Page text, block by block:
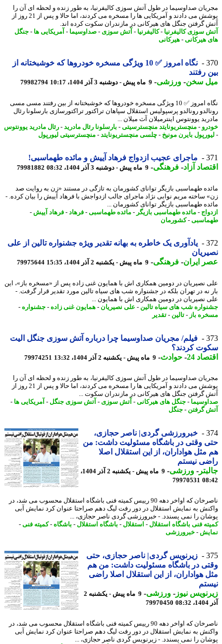
صداوسیما در طول آتش سوزی کالیفرنیا، به طور زنده و لحظه ای آن را
پوشش می دادند و آمریکایی ها را مسخره می کردند، اما حالا و پس از 21 روز از
گرفتن جنگل های هیرکانی در مازندران سکوت کرده اند.
سوزی کالیفرنیا- کالیفرنیا- آتش سوزی- صداوسیما-آمریکایی ها- جنگل
هیرکانی-هیرکانی
نگاه امروز ✅️ 10 ویژگی مسخره خودروها که خوشبختانه از
رفتند
سخن-ورزشی-9 ماه پیش - دوشنبه 3 آذر 1404، 10:17 79982794
نگاه امروز ✅️ 10 ویژگی مسخره خودروها که خوشبختانه از بین رفتند مسی مسی
رونالدو پرسپولیس استقلال سپاهان تراکتور تراکتورسازی بارسلونا رئال
یوونتوس اینترمیلان آث میلان ...
-منچستریونایتد منچسترسیتی-بارسلونا رئال مادرید- رئال مادرید یوونتوس
بایرن مونیخ-چلسی منچستریونایتد-منچسترسیتی لیورپول
ماجرای عجیب ازدواج فرهاد آییش و مائده طهماسبی!
آزاد - فرهنگی-9 ماه پیش - دوشنبه 3 آذر 1404، 08:32 79981882
طهماسبی بازیگر توانای کشورمان به تازگی در مستند «زن به روایت صد
ساخته مریم نوابی نژاد ماجرای جالب ازدواجش با فرهاد آییش را بیان کرده. -
طهماسبی بازیگر توانای کشورمان ...
-مائده طهماسبی بازیگر-مائده طهماسبی-فرهاد-فرهاد آییش -
-کشورمان
یادآوری یک خاطره به بهانه تقدیر ویژه جشنواره تالین از علی
ایران- فرهنگی-9 ماه پیش - یکشنبه 2 آذر 1404، 15:35 79975644
نصیریان در دومین همکاری اش با همایون غنی زاده پس از «مسخره باز»، این
نه در تهران بلکه در جشنواره شب های سیاه تالین مورد تقدیر قرار گرفت. -
نصیریان در دومین همکاری اش با همایون ...
شب های سیاه تالین-علی نصیریان-همایون غنی زاده - جشنواره-
باز - تالین-تقدیر
فیلم/ مجریان صداوسیما چرا درباره آتش سوزی جنگل الیت
کردند؟
24
-حوادث -9 ماه پیش - یکشنبه 2 آذر 1404، 13:32 79974251
صداوسیما در طول آتش سوزی کالیفرنیا، به طور زنده و لحظه ای آن را
پوشش می دادند و آمریکایی ها را مسخره می کردند، اما حالا و پس از 21 روز از
گرفتن جنگل های هیرکانی در مازندران سکوت ...
-جنگل های هیرکانی-آتش سوزی- آتش سوزی جنگل-آمریکایی ها-
گرفتن -جنگل
خبرورزشی گردی| ناصر حجازی،
وقتی در باشگاه مسئولیت داشت: من
هواداران، از این استقلال اصلا
نیستم
-ورزشی-
9 ماه پیش - یکشنبه 2 آذر 1404،
79970531
ناصرخان که اواخر دهه 90 رییس کمیته فنی باشگاه استقلال محسوب می شد، در
به نمایش استقلال در دور رفت لیگ دهم صراحتا عنوان کرد نمایش آبی
را نمی پسندد. - خبرورزشی گردی ناصر حجازی، ...
فنی باشگاه استقلال-استقلال-باشگاه استقلال-باشگاه-کمیته فنی -
-خبرورزشی
زیرنویس گردی| ناصر حجازی، حتی
در باشگاه مسئولیت داشت: من هم
هواداران، از این استقلال اصلا راضی
نیوز-ورزشی-
9 ماه پیش - یکشنبه 2
79970450
ناصرخان که اواخر دهه 90 رییس کمیته فنی باشگاه استقلال محسوب می شد، در
به نمایش استقلال در دور رفت لیگ دهم صراحتا عنوان کرد نمایش آبی
را نمی پسندد. - زیرنویس گردی ناصر حجازی، ...